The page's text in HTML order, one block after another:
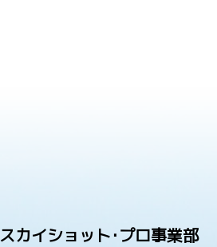
スカイショット･プロ事業部